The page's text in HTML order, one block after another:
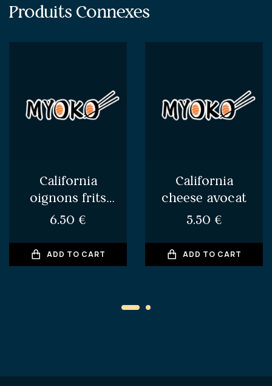
Produits Connexes
California
oignons frits
surimi
6.50 €
ADD TO CART
California
cheese avocat
5.50 €
ADD TO CART